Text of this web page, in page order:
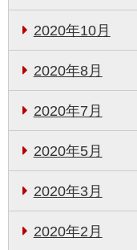
2020年10月
2020年8月
2020年7月
2020年5月
2020年3月
2020年2月